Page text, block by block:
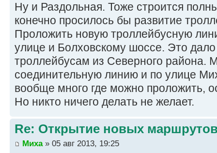
Ну и Раздольная. Тоже строится
конечно просилось бы развитие
Проложить новую троллейбусную
улице и Болховскому шоссе. Это
троллейбусам из Северного района.
соединительную линию и по улице
вообще много где можно проложить,
Но никто ничего делать не желает.
Re: Открытие новых
Миха» 05 авг 2013, 19:25